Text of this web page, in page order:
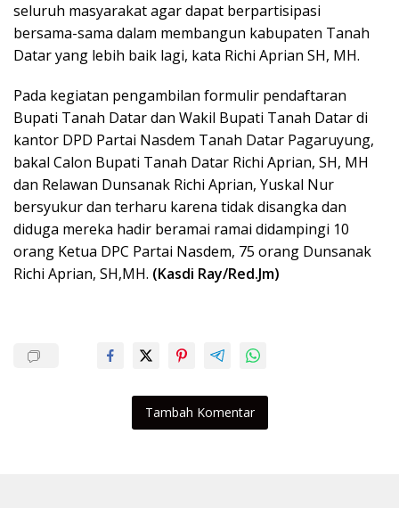
seluruh masyarakat agar dapat berpartisipasi
bersama-sama dalam membangun kabupaten Tanah
Datar yang lebih baik lagi, kata Richi Aprian SH, MH.
Pada kegiatan pengambilan formulir pendaftaran
Bupati Tanah Datar dan Wakil Bupati Tanah Datar di
kantor DPD Partai Nasdem Tanah Datar Pagaruyung,
bakal Calon Bupati Tanah Datar Richi Aprian, SH, MH
dan Relawan Dunsanak Richi Aprian, Yuskal Nur
bersyukur dan terharu karena tidak disangka dan
diduga mereka hadir beramai ramai didampingi 10
orang Ketua DPC Partai Nasdem, 75 orang Dunsanak
Richi Aprian, SH,MH. (Kasdi Ray/Red.Jm)
Tambah Komentar